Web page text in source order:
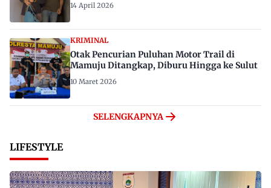
14 April 2026
KRIMINAL
Otak Pencurian Puluhan Motor Trail di
Mamuju Ditangkap, Diburu Hingga ke Sulut
10 Maret 2026
SELENGKAPNYA
LIFESTYLE